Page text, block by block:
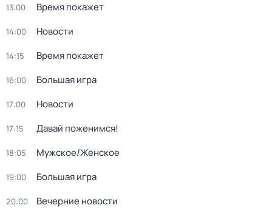
13:00 Время покажет
14:00 Новости
14:15 Время покажет
16:00 Большая игра
17:00 Новости
17:15 Давай поженимся!
18:05 Мужское/Женское
19:00 Большая игра
20:00 Вечерние новости